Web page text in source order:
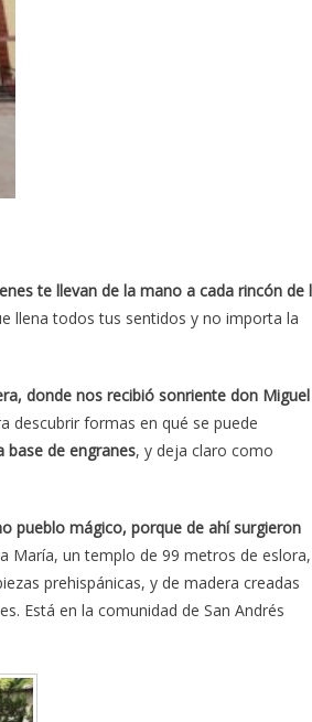
te llevan de la mano a cada rincón de
llena todos tus sentidos y no importa la
donde nos recibió sonriente don Miguel
descubrir formas en qué se puede
base de engranes, y deja claro como
pueblo mágico, porque de ahí surgieron
María, un templo de 99 metros de eslora,
prehispánicas, y de madera creadas
Está en la comunidad de San Andrés